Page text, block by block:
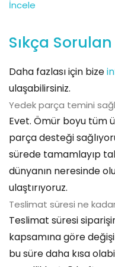
İncele
Sıkça Sorulan
Daha fazlası için bize
ulaşabilirsiniz.
Yedek parça temini
Evet. Ömür boyu tüm
parça desteği
sürede tamamlayıp
dünyanın neresinde
ulaştırıyoruz.
Teslimat süresi ne
Teslimat süresi
kapsamına göre
bu süre daha kısa